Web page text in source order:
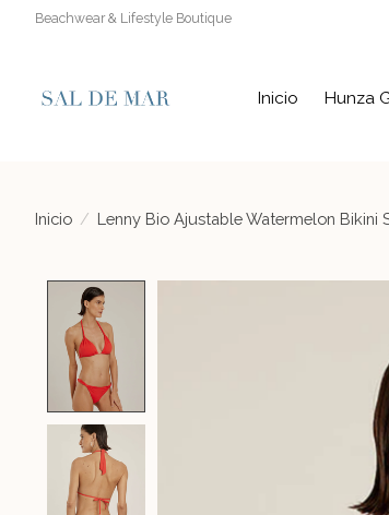
Beachwear & Lifestyle Boutique
Inicio Hunza
Inicio / Lenny Bio Ajustable Watermelon Bikini